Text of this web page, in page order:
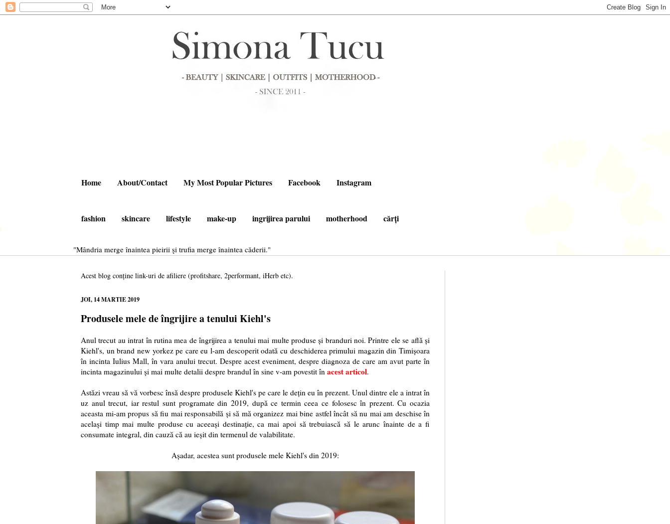
Home About/Contact My Most Popular Pictures Facebook Instagram
fashion skincare lifestyle make-up ingrijirea parului motherhood cărți
"Mândria merge înaintea pieirii şi trufia merge înaintea căderii."
Acest blog conține link-uri de afiliere (profitshare, 2performant, iHerb etc).
JOI, 14 MARTIE 2019
Produsele mele de îngrijire a tenului Kiehl's
Anul trecut au intrat în rutina mea de îngrijirea a tenului mai multe produse și branduri noi. Printre ele se află și
Kiehl's, un brand new yorkez pe care eu l-am descoperit odată cu deschiderea primului magazin din Timișoara
în incinta Iulius Mall, în vara anului trecut. Despre acest eveniment, despre diagnoza de care am avut parte în
incinta magazinului și mai multe detalii despre brandul în sine v-am povestit în acest articol.
Astăzi vreau să vă vorbesc însă despre produsele Kiehl's pe care le dețin eu în prezent. Unul dintre ele a intrat în
uz anul trecut, iar restul sunt programate din 2019, după ce termin ceea ce folosesc în prezent. Cu ocazia
aceasta mi-am propus să fiu mai responsabilă și să mă organizez mai bine astfel încât să nu mai am deschise în
același timp mai multe produse cu aceeași destinație, ca mai apoi să trebuiască să le arunc înainte de a fi
consumate integral, din cauză că au ieșit din termenul de valabilitate.
Așadar, acestea sunt produsele mele Kiehl's din 2019: